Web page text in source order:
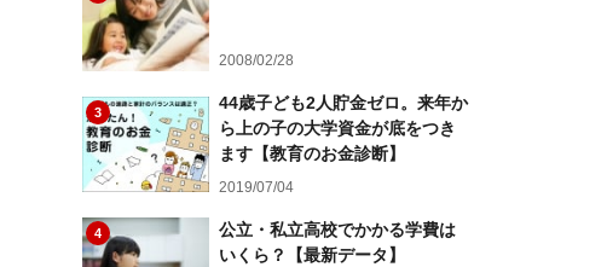
2008/02/28
3
44歳子ども2人貯金ゼロ。来年か
ら上の子の大学資金が底をつき
ます【教育のお金診断】
2019/07/04
4
公立・私立高校でかかる学費は
いくら？【最新データ】